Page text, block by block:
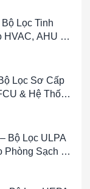
ứng dụng rộng
lớn
gió
Lọc Tinh
HVAC, AHU &
Lọc Sơ Cấp
& Hệ Thống
Bộ Lọc ULPA
Phòng Sạch &